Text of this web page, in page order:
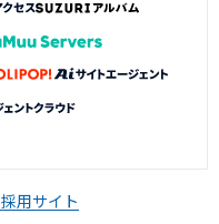
採用サイト